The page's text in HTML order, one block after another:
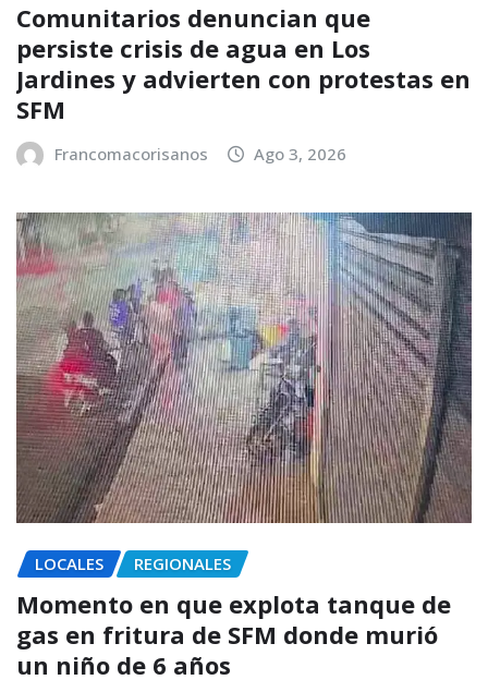
Comunitarios denuncian que
persiste crisis de agua en Los
Jardines y advierten con protestas en
SFM
Francomacorisanos Ago 3, 2026
LOCALES REGIONALES
Momento en que explota tanque de
gas en fritura de SFM donde murió
un niño de 6 años